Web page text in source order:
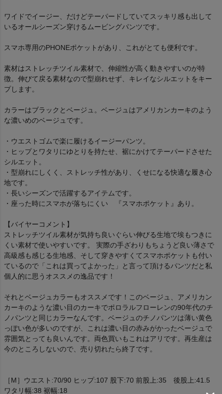
ワイドでイージー、だけどテーパードしていてスッキリ感も出して
いるオールシーズン穿けるムービングパンツです。
スマホ専用のPHONEポケットがあり、これがとても便利です。
素材はストレッチツイル素材で、伸縮性が高く動きやすいのが特
徴。伸びて戻る素材なので型崩れせず、キレイなシルエットをキー
プします。
カラーはブラックとベージュ。ベージュはアメリカンカーキのよう
な濃いめのベージュです。
・ウエストゴムで楽に履けるイージーパンツ。
・ヒップとワタリにゆとりを持たせ、裾にかけてテーパードさせた
シルエット。
・型崩れにしくく、ストレッチ性があり、くせになる快適な履き心
地です。
・長いシーズンで活躍するアイテムです。
・座った時にスマホが落ちにくい 『スマホポケット』あり。
【バイヤーコメント】
ストレッチツイル素材が気持ち良いぐらい伸びる生地で埃もつきに
くい素材で使いやすいです。 実際の手ざわりもちょうど良い薄さで
高級感も感じる生地感、そして穿きやすくてスマホポケットも付い
ているので「これは買ってよかった」と言って頂けるパンツだと私
個人的に思うオススメの逸品です！
それとベージュカラーもオススメです！このベージュ、アメリカン
カーキのような濃い目のカーキでポロラルフローレンの90年代のチ
ノパンツと同じカラーなんです。ベージュのチノパンツは薄い黄色
っぽい色が多いのですが、これは濃い目の赤みがかったベージュで
雰囲気とっても良いんです。両色買いもこれはアリです。再生産は
今のところしないので、売り切れたら終了です。
［M］ウエスト:70/90 ヒップ:107 股下:70 前股上:35 後股上:41.5
ワタリ幅:38 裾幅:18